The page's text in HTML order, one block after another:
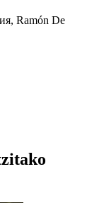
, Ramón De